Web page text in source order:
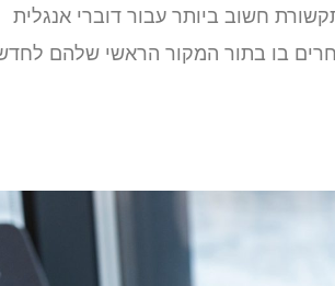
חשוב ביותר עבור דוברי אנגלית
בו בתור המקור הראשי שלהם